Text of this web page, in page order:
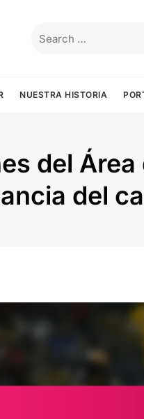
for:
NUESTRA HISTORIA
del
del